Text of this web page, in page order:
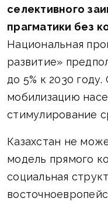
селективного
прагматики без
Национальная
развитие»
до 5% к 2030
мобилизацию
стимулирование
Казахстан не
модель прямого
социальная